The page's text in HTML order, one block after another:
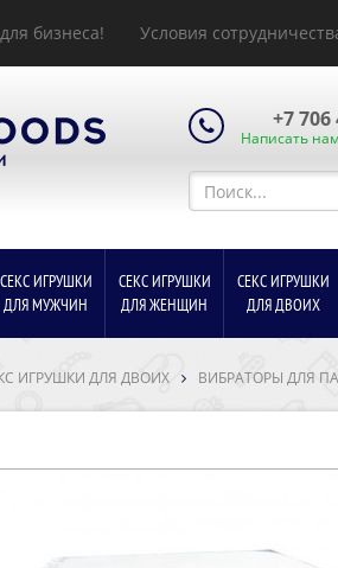
бизнеса! Условия
+7 706
Написать
СЕКС ИГРУШКИ
ДЛЯ МУЖЧИН
СЕКС ИГРУШКИ
ДЛЯ ЖЕНЩИН
СЕКС ИГРУШКИ
ДЛЯ ДВОИХ
ИГРУШКИ ДЛЯ ДВОИХ ВИБРАТОРЫ ДЛЯ